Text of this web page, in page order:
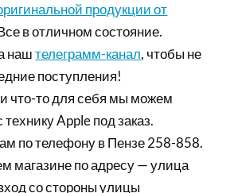
продукции от
в отличном состояние.
наштелеграмм-канал, чтобы не
поступления!
что-то для себя мы можем
Apple под заказ.
по телефону в Пензе 258-858.
магазине по адресу — улица
со стороны улицы